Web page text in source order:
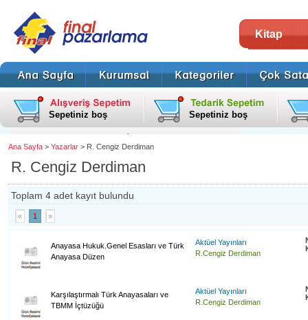
Kitap
Sepetiniz boş Sepetiniz boş
Ana Sayfa > Yazarlar > R. Cengiz Derdiman
R. Cengiz Derdiman
Toplam 4 adet kayıt bulundu
« 1 »
Anayasa Hukuk.Genel Esasları ve Türk
Anayasa Düzen
Aktüel Yayınları
R.Cengiz Derdiman
Karşılaştırmalı Türk Anayasaları ve
TBMM İçtüzüğü
Aktüel Yayınları
R.Cengiz Derdiman